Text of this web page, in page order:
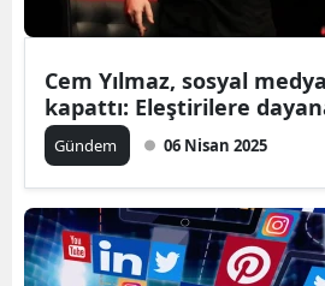
Cem Yılmaz, sosyal
kapattı: Eleştirilere
Gündem 06 Nisan 2025